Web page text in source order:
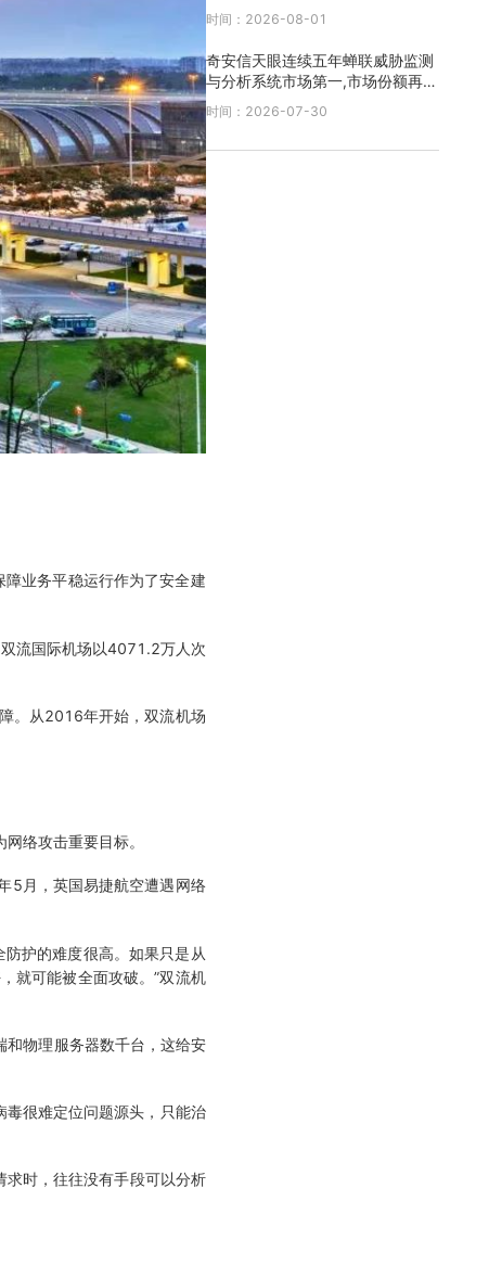
业务平稳运行作为了安全建
流国际机场以4071.2万人次
。从2016年开始，双流机场
络攻击重要目标。
5月，英国易捷航空遭遇网络
护的难度很高。如果只是从
就可能被全面攻破。”双流机
和物理服务器数千台，这给安
毒很难定位问题源头，只能治
求时，往往没有手段可以分析
时间：2026-08-01
奇安信天眼连续五年蝉联威胁监测
与分析系统市场第一,市场份额再创
新高
时间：2026-07-30